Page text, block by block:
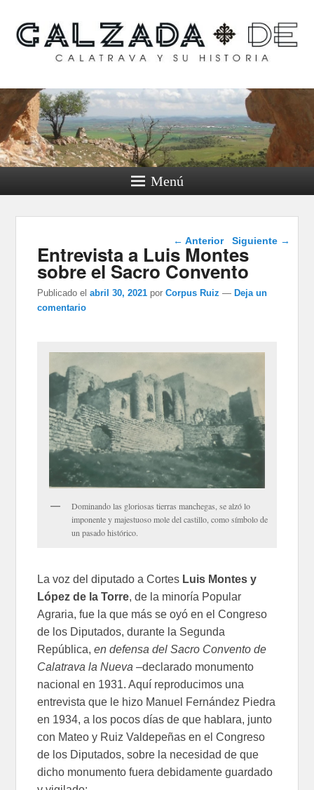
Calzada de Calatrava y
su historia
Menú
Navegación de
entradas
← Anterior Siguiente →
Entrevista a Luis Montes
sobre el Sacro Convento
Publicado el abril 30, 2021 porCorpus Ruiz — Deja un
comentario
Dominando las gloriosas tierras manchegas, se alzó lo
imponente y majestuoso mole del castillo, como símbolo de
un pasado histórico.
La voz del diputado a Cortes Luis Montes y
López de la Torre, de la minoría Popular
Agraria, fue la que más se oyó en el Congreso
de los Diputados, durante la Segunda
República,en defensa del Sacro Convento de
Calatrava la Nueva –declarado monumento
nacional en 1931. Aquí reproducimos una
entrevista que le hizo Manuel Fernández Piedra
en 1934, a los pocos días de que hablara, junto
con Mateo y Ruiz Valdepeñas en el Congreso
de los Diputados, sobre la necesidad de que
dicho monumento fuera debidamente guardado